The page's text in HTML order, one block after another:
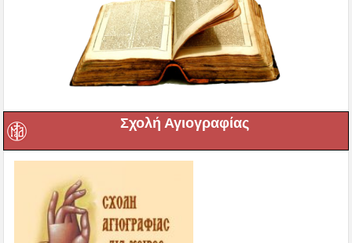
Σχολή Αγιογραφίας